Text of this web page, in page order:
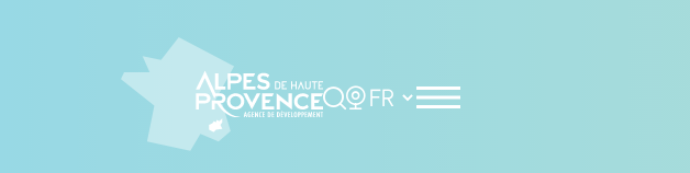
Rechercher
Choisir la langue